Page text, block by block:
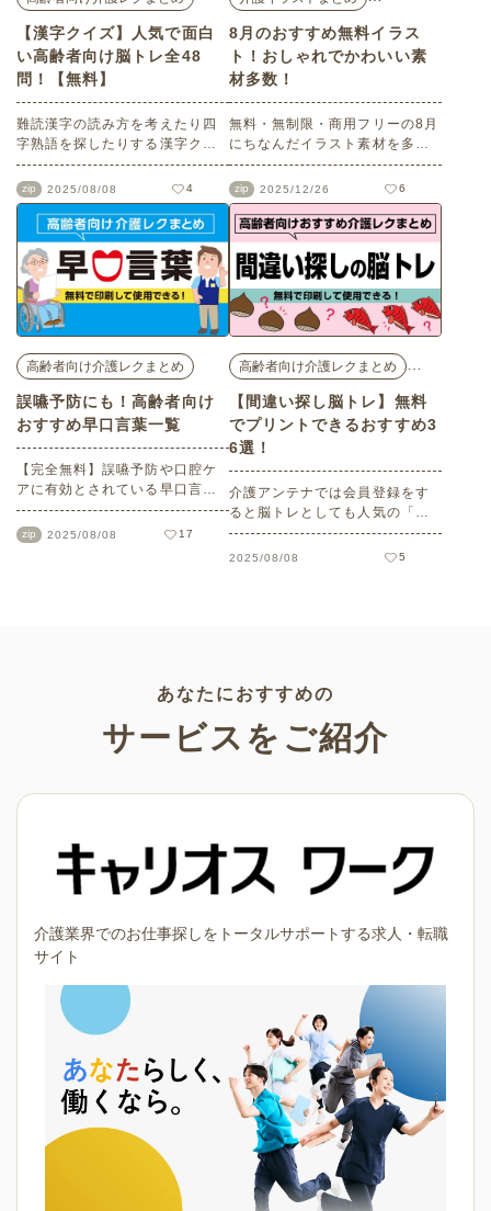
【漢字クイズ】人気で面白
い高齢者向け脳トレ全48
問！【無料】
難読漢字の読み方を考えたり四
字熟語を探したりする漢字クイ
ズは、高齢者の脳トレに適して
います。日常では使っていない
言葉も多く、知識や語彙を記憶
のなかから探し当てる作業が必
要になるため、記憶力のトレー
ニングにもなるのもポイントで
す。この記事では、無料でダウ
ンロード・プリントして使える
高齢者向け漢字クイズ48選をご
紹介しますので、ご自宅や介護
の現場でぜひ役立ててみてくだ
さい。
zip 2025/08/08 4
8月のおすすめ無料イラス
ト！おしゃれでかわいい素
材多数！
無料・無制限・商用フリーの8月
にちなんだイラスト素材を多数
ご紹介します。どれも印刷に適
した解像度で、点数制限なしで
自由に使える素材ばかり♪どなた
でもご利用いただけます！ぜひ
ご活用ください。
zip 2025/12/26 6
高齢者向け介護レクまとめ
誤嚥予防にも！高齢者向け
おすすめ早口言葉一覧
【完全無料】誤嚥予防や口腔ケ
アに有効とされている早口言葉
を一覧でご紹介します。誰もが
一度は遊んだことがある早口言
zip 2025/08/08 17
高齢者向け介護レクまとめ
【間違い探し脳トレ】無料
でプリントできるおすすめ3
6選！
介護アンテナでは会員登録をす
ると脳トレとしても人気の「間
違い探し」が全て無料でプリン
トしてお使いいただけます。す
2025/08/08 5
あなたにおすすめの
サービスをご紹介
介護業界でのお仕事探しをトータルサポートする求人・転職
サイト